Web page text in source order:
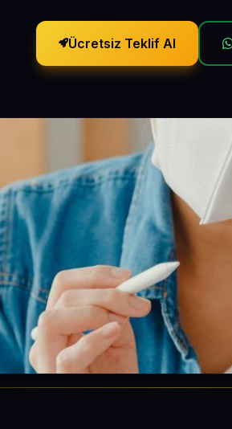
Ücretsiz Teklif Al